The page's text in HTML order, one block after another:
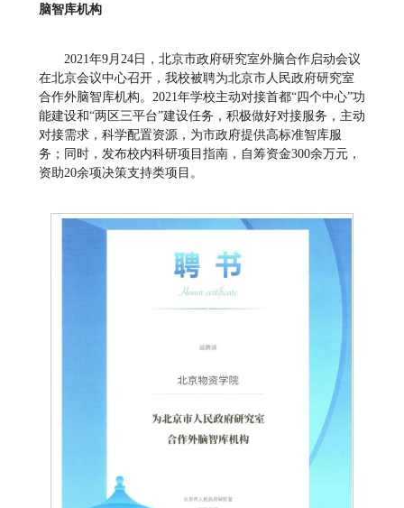
脑智库机构
2021年9月24日，北京市政府研究室外脑合作启动会议
在北京会议中心召开，我校被聘为北京市人民政府研究室
合作外脑智库机构。2021年学校主动对接首都“四个中心”功
能建设和“两区三平台”建设任务，积极做好对接服务，主动
对接需求，科学配置资源，为市政府提供高标准智库服
务；同时，发布校内科研项目指南，自筹资金300余万元，
资助20余项决策支持类项目。